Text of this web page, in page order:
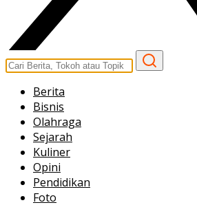
Berita
Bisnis
Olahraga
Sejarah
Kuliner
Opini
Pendidikan
Foto